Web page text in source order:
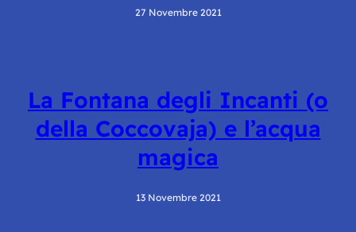
27 Novembre 2021
La Fontana degli Incanti (o
della Coccovaja) e l’acqua
magica
13 Novembre 2021